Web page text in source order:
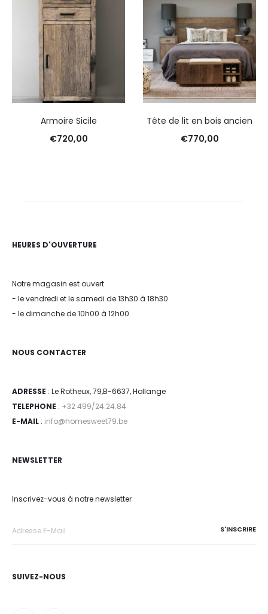
Armoire Sicile
€720,00
Tête de lit en bois ancien
€770,00
HEURES D'OUVERTURE
Notre magasin est ouvert
- le vendredi et le samedi de 13h30 à 18h30
- le dimanche de 10h00 à 12h00
NOUS CONTACTER
ADRESSE : Le Rotheux, 79,B-6637, Hollange
TELEPHONE : +32 499/24.24.84
E-MAIL : info@homesweet79.be
NEWSLETTER
Inscrivez-vous à notre newsletter
SUIVEZ-NOUS